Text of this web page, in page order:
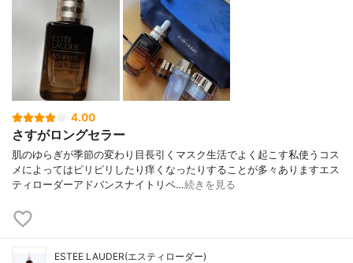
4.00
さすがロングセラー
肌のゆらぎが季節の変わり目長引くマスク生活でよく起こす私使うコス
メによってはピリピリしたり痒くなったりすることが多々ありますエス
ティローダーアドバンスナイトリペ…続きを見る
ESTEE LAUDER(エスティローダー)